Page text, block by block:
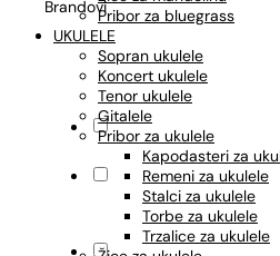
Pribor za bluegrass
UKULELE
Sopran ukulele
Koncert ukulele
Tenor ukulele
Gitalele
Pribor za ukulele
Kapodasteri za
Remeni za ukulele
Stalci za ukulele
Torbe za ukulele
Trzalice za ukulele
Brandovi